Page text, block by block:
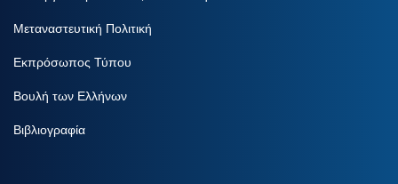
Μεταναστευτική Πολιτική
Εκπρόσωπος Τύπου
Βουλή των Ελλήνων
Βιβλιογραφία